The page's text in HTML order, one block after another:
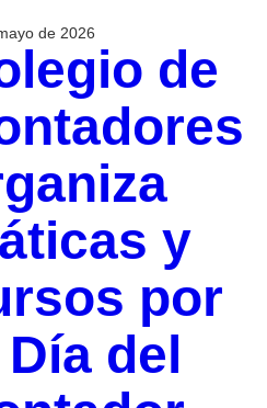
de 2026
de
y
por
del